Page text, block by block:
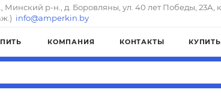
Минский р-н., д. Боровляны, ул. 40 лет Победы, 23А,
info@amperkin.by
КОМПАНИЯ КОНТАКТЫ КУПИТЬ